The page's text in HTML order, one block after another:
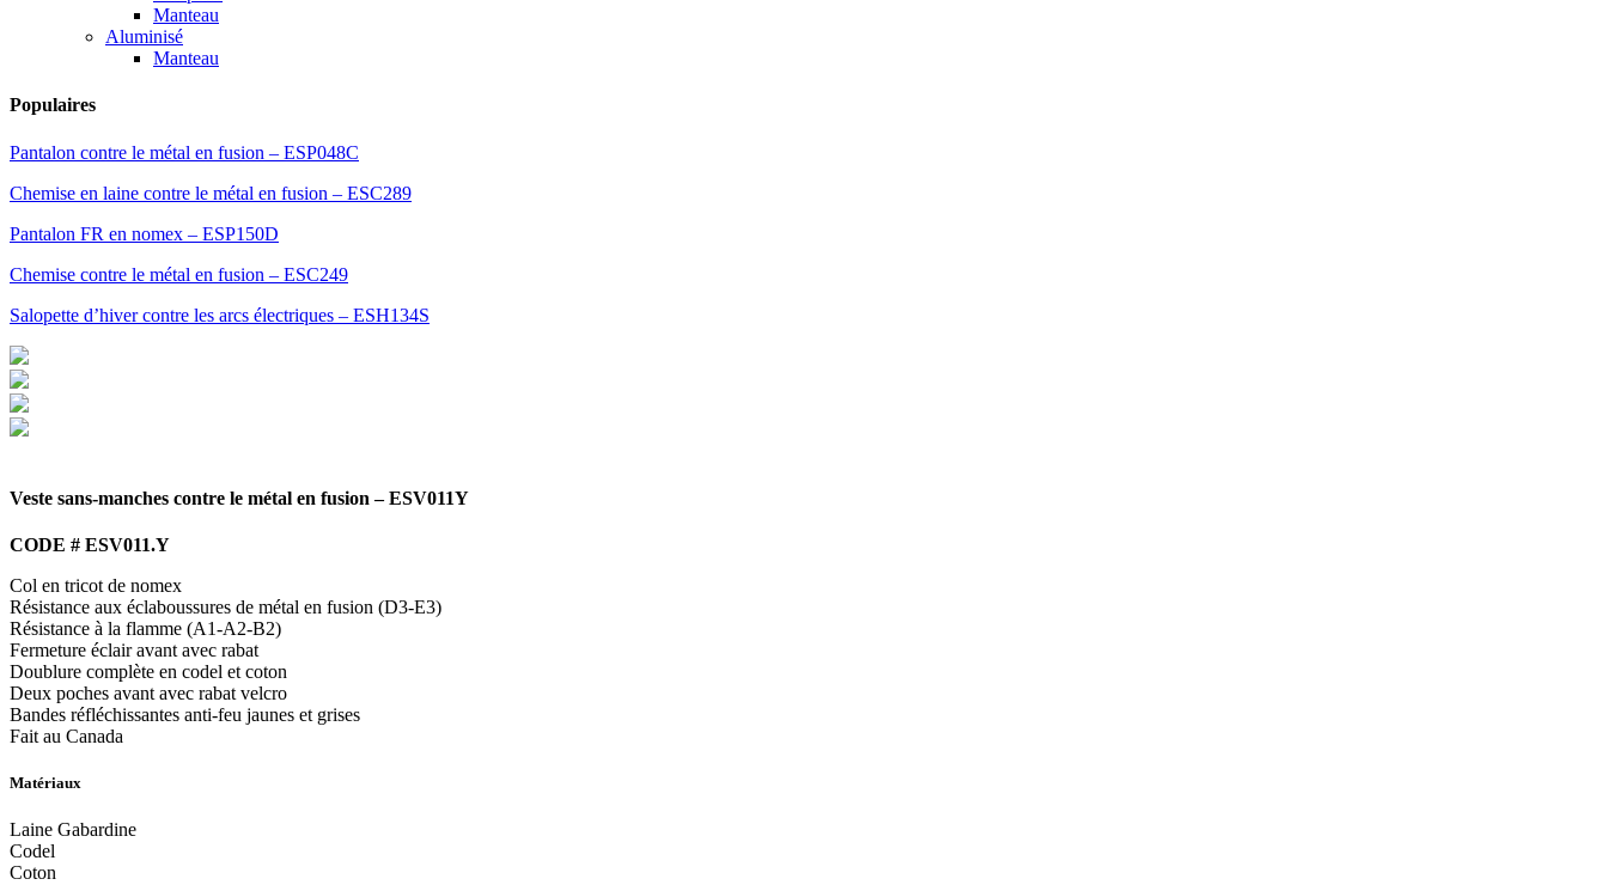
Manteau
Aluminisé
Manteau
Populaires
Pantalon contre le métal en fusion – ESP048C
Chemise en laine contre le métal en fusion – ESC289
Pantalon FR en nomex – ESP150D
Chemise contre le métal en fusion – ESC249
Salopette d’hiver contre les arcs électriques – ESH134S
Veste sans-manches contre le métal en fusion – ESV011Y
CODE # ESV011.Y
Col en tricot de nomex
Résistance aux éclaboussures de métal en fusion (D3-E3)
Résistance à la flamme (A1-A2-B2)
Fermeture éclair avant avec rabat
Doublure complète en codel et coton
Deux poches avant avec rabat velcro
Bandes réfléchissantes anti-feu jaunes et grises
Fait au Canada
Matériaux
Laine Gabardine
Codel
Coton